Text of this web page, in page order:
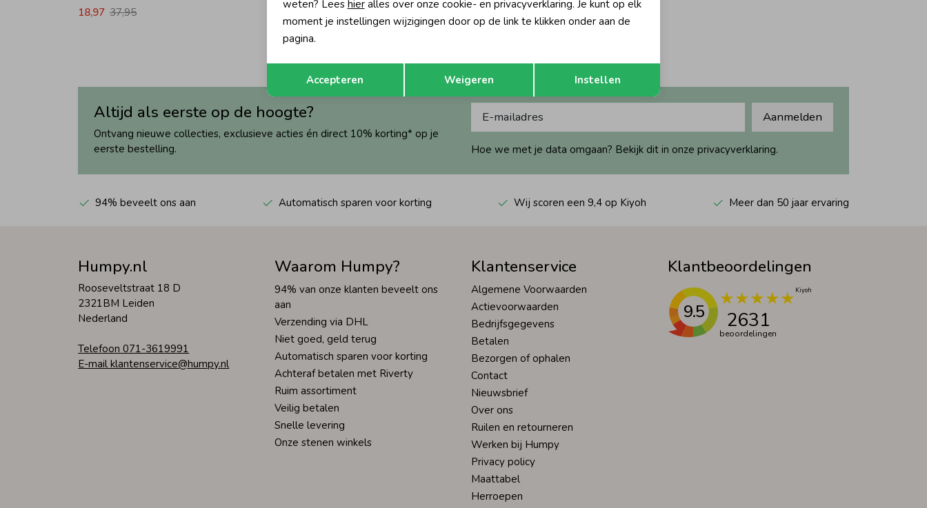
18,97 37,95 21,47 42,95
Altijd als eerste op de hoogte?
Ontvang nieuwe collecties, exclusieve acties én direct 10% korting* op je
eerste bestelling.
Aanmelden
Hoe we met je data omgaan? Bekijk dit in onze privacyverklaring.
94% beveelt ons aan Automatisch sparen voor korting Wij scoren een 9,4 op Kiyoh Meer dan 50 jaar ervaring
Humpy.nl
Rooseveltstraat 18 D
2321BM Leiden
Nederland
Telefoon 071-3619991
E-mail klantenservice@humpy.nl
Waarom Humpy?
94% van onze klanten beveelt ons
aan
Verzending via DHL
Niet goed, geld terug
Automatisch sparen voor korting
Achteraf betalen met Riverty
Ruim assortiment
Veilig betalen
Snelle levering
Onze stenen winkels
Klantenservice
Algemene Voorwaarden
Actievoorwaarden
Bedrijfsgegevens
Betalen
Bezorgen of ophalen
Contact
Nieuwsbrief
Over ons
Ruilen en retourneren
Werken bij Humpy
Privacy policy
Maattabel
Herroepen
Klantbeoordelingen
9.5 2631
beoordelingen
Terug Opslaan
weten? Lees hieralles over onze cookie- en privacyverklaring. Je kunt op elk
moment je instellingen wijzigingen door op de link te klikken onder aan de
pagina.
Accepteren Weigeren Instellen